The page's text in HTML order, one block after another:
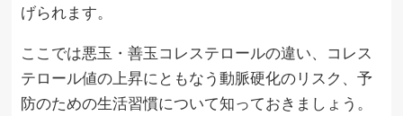
げられます。
ここでは悪玉・善玉コレステロールの違い、コレス
テロール値の上昇にともなう動脈硬化のリスク、予
防のための生活習慣について知っておきましょう。